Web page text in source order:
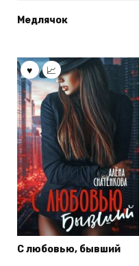
Медлячок
С любовью, бывший